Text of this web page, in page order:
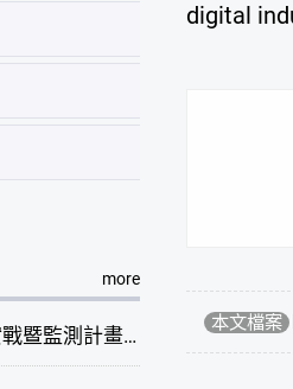
more
歐盟CBAM 填報實戰暨監測計畫說明會(臺中場)
digital
本文檔案